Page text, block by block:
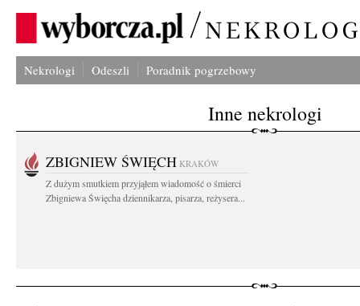
Nekrologi Odeszli Poradnik pogrzebowy
Inne nekrologi
ZBIGNIEW ŚWIĘCH KRAKÓW
Z dużym smutkiem przyjąłem wiadomość o śmierci
Zbigniewa Święcha dziennikarza, pisarza, reżysera...